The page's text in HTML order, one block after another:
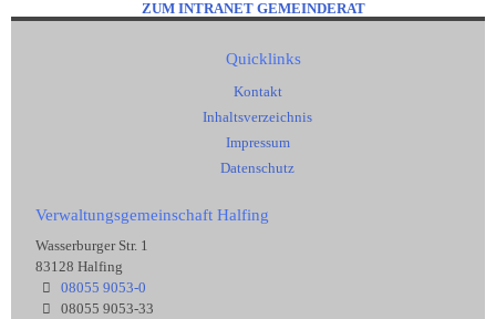
ZUM INTRANET GEMEINDERAT
Quicklinks
Kontakt
Inhaltsverzeichnis
Impressum
Datenschutz
Verwaltungsgemeinschaft Halfing
Wasserburger Str. 1
83128 Halfing
08055 9053-0
08055 9053-33